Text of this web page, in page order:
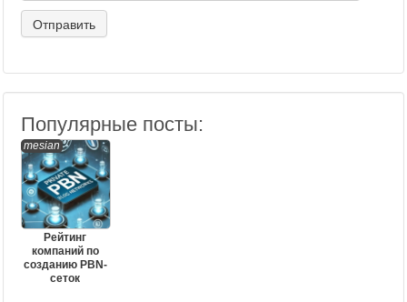
Популярные посты:
mesian
Рейтинг
компаний по
созданию PBN-
сеток